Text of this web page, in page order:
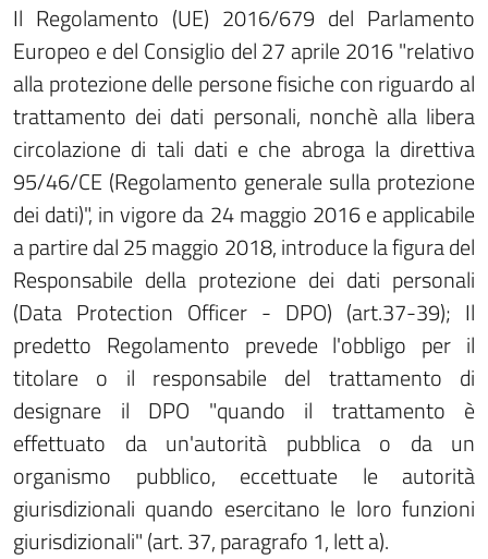
Il Regolamento (UE) 2016/679 del Parlamento
Europeo e del Consiglio del 27 aprile 2016 "relativo
alla protezione delle persone fisiche con riguardo al
trattamento dei dati personali, nonchè alla libera
circolazione di tali dati e che abroga la direttiva
95/46/CE (Regolamento generale sulla protezione
dei dati)", in vigore da 24 maggio 2016 e applicabile
a partire dal 25 maggio 2018, introduce la figura del
Responsabile della protezione dei dati personali
(Data Protection Officer - DPO) (art.37-39); Il
predetto Regolamento prevede l'obbligo per il
titolare o il responsabile del trattamento di
designare il DPO "quando il trattamento è
effettuato da un'autorità pubblica o da un
organismo pubblico, eccettuate le autorità
giurisdizionali quando esercitano le loro funzioni
giurisdizionali" (art. 37, paragrafo 1, lett a).